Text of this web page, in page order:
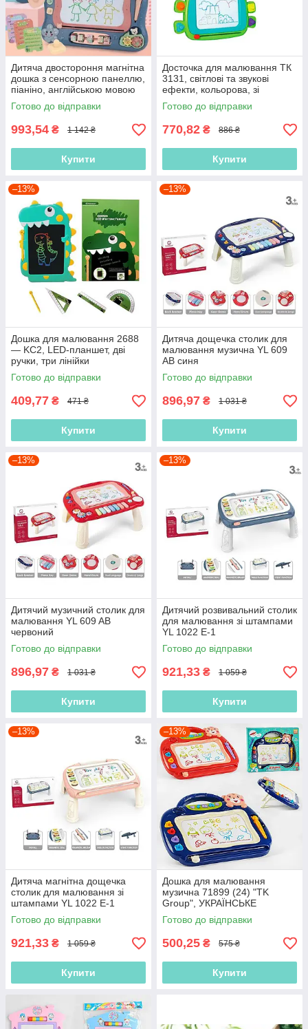
Дитяча двостороння магнітна
дошка з сенсорною панеллю,
піаніно, англійською мовою
648 A-65
Готово до відправки
993,54 ₴ 1 142 ₴
Купити
Досточка для малювання ТК
3131, світлові та звукові
ефекти, кольорова, зі
штампами, в коробці
Готово до відправки
770,82 ₴ 886 ₴
Купити
–13%
Дошка для малювання 2688
— KC2, LED-планшет, дві
ручки, три лінійки
Готово до відправки
409,77 ₴ 471 ₴
Купити
–13%
Дитяча дощечка столик для
малювання музична YL 609
AB синя
Готово до відправки
896,97 ₴ 1 031 ₴
Купити
–13%
Дитячий музичний столик для
малювання YL 609 AB
червоний
Готово до відправки
896,97 ₴ 1 031 ₴
Купити
–13%
Дитячий розвивальний столик
для малювання зі штампами
YL 1022 E-1
Готово до відправки
921,33 ₴ 1 059 ₴
Купити
–13%
Дитяча магнітна дощечка
столик для малювання зі
штампами YL 1022 E-1
рожева
Готово до відправки
921,33 ₴ 1 059 ₴
Купити
–13%
Дошка для малювання
музична 71899 (24) "TK
Group", УКРАЇНСЬКЕ
ОЗВУЧУВАННЯ, 2 кольори,
абетка, пісні, цифри,
Готово до відправки
500,25 ₴ 575 ₴
Купити